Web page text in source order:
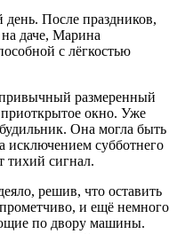
После праздников,
даче, Марина
с лёгкостью
привычный размеренный
окно. Уже
Она могла быть
исключением субботнего
тихий сигнал.
решив, что оставить
и ещё немного
по двору машины.